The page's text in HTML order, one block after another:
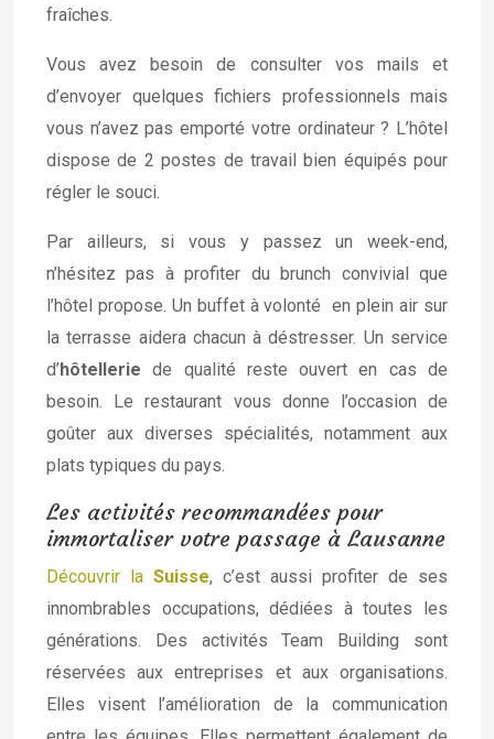
fraîches.
Vous avez besoin de consulter vos mails et
d’envoyer quelques fichiers professionnels mais
vous n’avez pas emporté votre ordinateur ? L’hôtel
dispose de 2 postes de travail bien équipés pour
régler le souci.
Par ailleurs, si vous y passez un week-end,
n’hésitez pas à profiter du brunch convivial que
l’hôtel propose. Un buffet à volonté en plein air sur
la terrasse aidera chacun à déstresser. Un service
d’hôtellerie de qualité reste ouvert en cas de
besoin. Le restaurant vous donne l’occasion de
goûter aux diverses spécialités, notamment aux
plats typiques du pays.
Les activités recommandées pour
immortaliser votre passage à Lausanne
Découvrir la Suisse, c’est aussi profiter de ses
innombrables occupations, dédiées à toutes les
générations. Des activités Team Building sont
réservées aux entreprises et aux organisations.
Elles visent l’amélioration de la communication